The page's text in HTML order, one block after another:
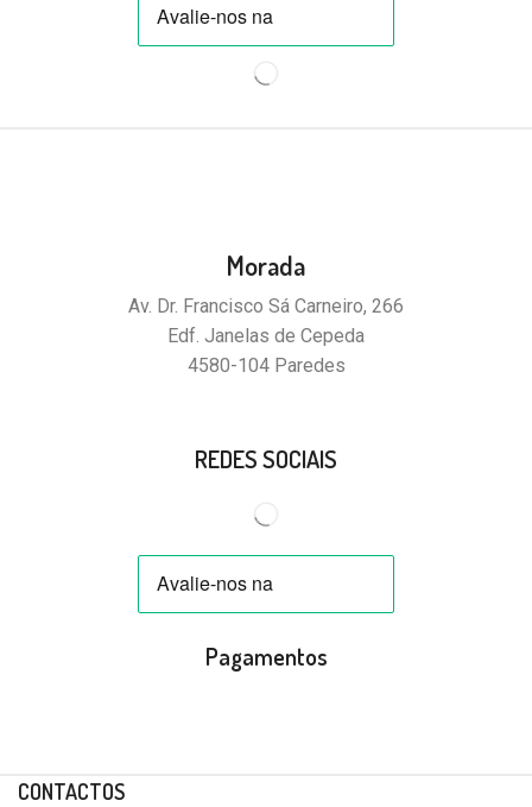
Morada
Av. Dr. Francisco Sá Carneiro, 266
Edf. Janelas de Cepeda
4580-104 Paredes
REDES SOCIAIS
Pagamentos
CONTACTOS